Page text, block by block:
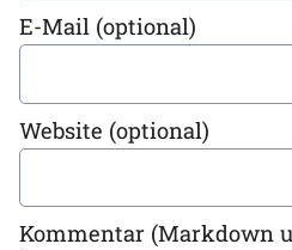
E-Mail (optional)
Website (optional)
Kommentar (Markdown